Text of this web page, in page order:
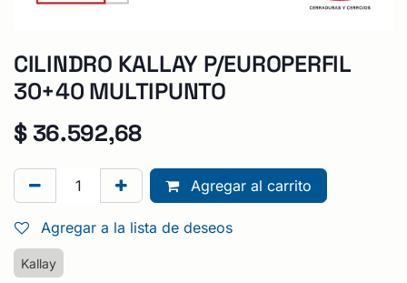
CILINDRO KALLAY P/EUROPERFIL
30+40 MULTIPUNTO
$36.592,68
Agregar al carrito
Agregar a la lista de deseos
Kallay